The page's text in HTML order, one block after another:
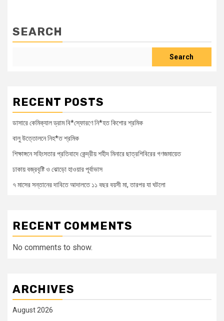
SEARCH
Search
RECENT POSTS
ডাসারে কেমিক্যাল ড্রাম বি*স্ফোরণে নি*হত কিশোর শ্রমিক
বালু উত্তোলনে নিহ*ত শ্রমিক
শিক্ষাঙ্গনে সহিংসতার প্রতিবাদে কেন্দ্রীয় শহীদ মিনারে ছাত্রশিবিরের গণজমায়েত
ঢাকায় বজ্রবৃষ্টি ও ঝোড়ো হাওয়ার পূর্বাভাস
৭ মাসের সন্তানের দাবিতে আদালতে ১১ বছর বয়সী মা, তারপর যা ঘটলো
RECENT COMMENTS
No comments to show.
ARCHIVES
August 2026